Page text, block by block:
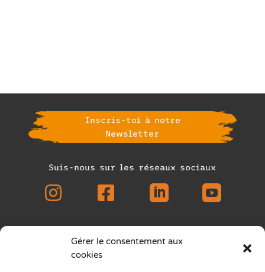
Gérer le consentement aux
cookies
Inscris-toi à notre
Newsletter
Suis-nous sur les réseaux sociaux
   
Asmae Asbl © Tous droits réservés